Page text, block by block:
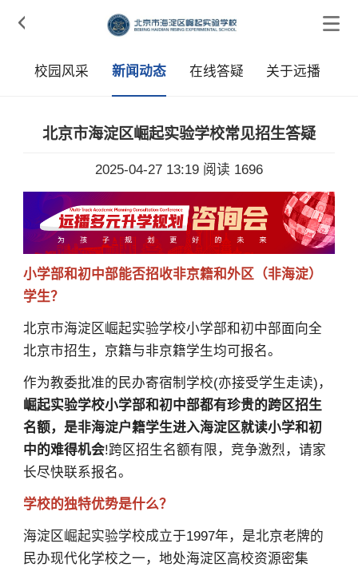

校园风采 新闻动态 在线答疑 关于远播
北京市海淀区崛起实验学校常见招生答疑
2025-04-27 13:19 阅读 1696
小学部和初中部能否招收非京籍和外区（非海淀）
学生？
北京市海淀区崛起实验学校小学部和初中部面向全
北京市招生，京籍与非京籍学生均可报名。
作为教委批准的民办寄宿制学校(亦接受学生走读)，
崛起实验学校小学部和初中部都有珍贵的跨区招生
名额，是非海淀户籍学生进入海淀区就读小学和初
中的难得机会!跨区招生名额有限，竞争激烈，请家
长尽快联系报名。
学校的独特优势是什么？
海淀区崛起实验学校成立于1997年，是北京老牌的
民办现代化学校之一，地处海淀区高校资源密集